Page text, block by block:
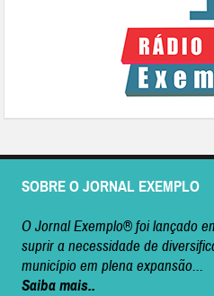
SOBRE O JORNAL EXEMPLO
O Jornal Exemplo® foi lançado
suprir a necessidade de
município em plena expansão...
Saiba mais..